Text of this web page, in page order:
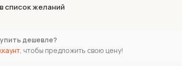
список желаний
дешевле?
, чтобы предложить свою цену!